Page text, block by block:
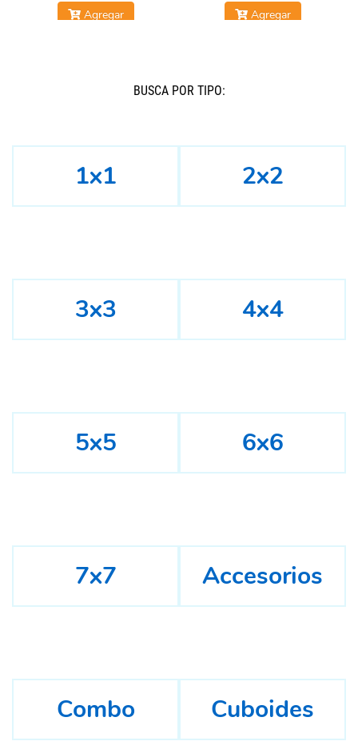
Agregar Agregar
BUSCÁ POR TIPO:
1x1 2x2
3x3 4x4
5x5 6x6
7x7 Accesorios
Combo Cuboides